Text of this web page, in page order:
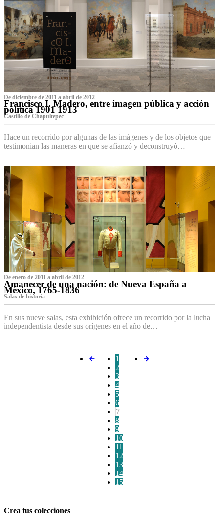
De diciembre de 2011 a abril de 2012
Francisco I. Madero, entre imagen pública y acción
política 1901 1913
Castillo de Chapultepec
Hace un recorrido por algunas de las imágenes y de los objetos que
testimonian las maneras en que se afianzó y deconstruyó…
De enero de 2011 a abril de 2012
Amanecer de una nación: de Nueva España a
México, 1765-1836
Salas de historia
En sus nueve salas, esta exhibición ofrece un recorrido por la lucha
independentista desde sus orígenes en el año de…
1
2
3
4
5
6
7
8
9
10
11
12
13
14
15
Crea tus colecciones